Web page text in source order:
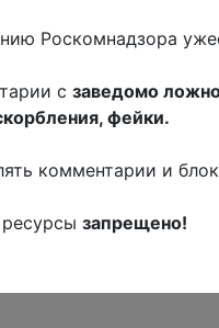
Роскомнадзора
с заведомо
фейки.
комментарии и
запрещено!